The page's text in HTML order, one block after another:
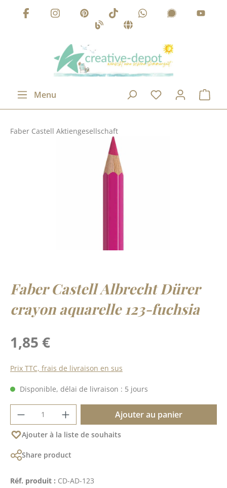
Passer au contenu principal
Menu
Faber Castell Aktiengesellschaft
Faber Castell Albrecht Dürer
crayon aquarelle 123-fuchsia
Prix régulier :
1,85 €
Prix TTC, frais de livraison en sus
Disponible, délai de livraison : 5 jours
Quantité de produit : Entrez la quantité
Ajouter au panier
Ajouter à la liste de souhaits
Share product
Réf. produit : CD-AD-123